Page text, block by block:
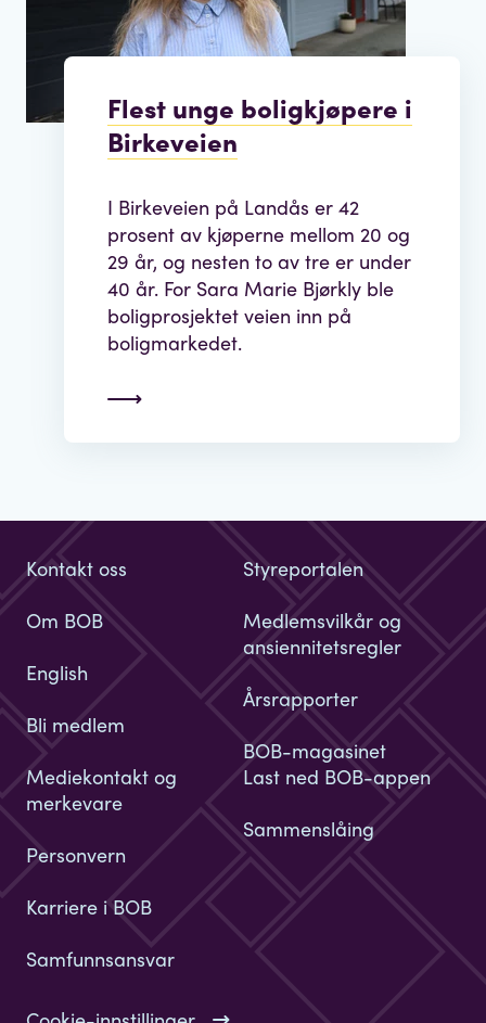
Flest unge boligkjøpere i
Birkeveien
I Birkeveien på Landås er 42
prosent av kjøperne mellom 20 og
29 år, og nesten to av tre er under
40 år. For Sara Marie Bjørkly ble
boligprosjektet veien inn på
boligmarkedet.
Kontakt oss
Om BOB
English
Bli medlem
Styreportalen
Medlemsvilkår og
ansiennitetsregler
Årsrapporter
BOB-magasinet
Mediekontakt og
merkevare
Personvern
Karriere i BOB
Samfunnsansvar
Last ned BOB-appen
Sammenslåing